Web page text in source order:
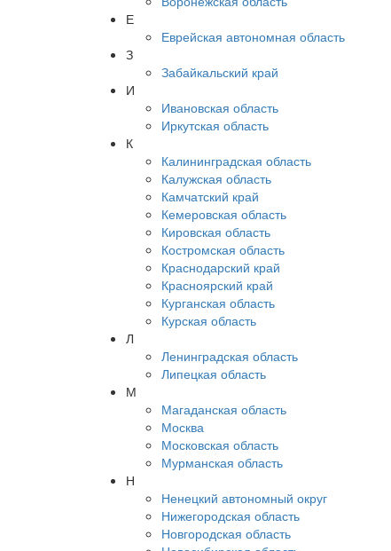
Е
Еврейская автономная область
З
Забайкальский край
И
Ивановская область
Иркутская область
К
Калининградская область
Калужская область
Камчатский край
Кемеровская область
Кировская область
Костромская область
Краснодарский край
Красноярский край
Курганская область
Курская область
Л
Ленинградская область
Липецкая область
М
Магаданская область
Москва
Московская область
Мурманская область
Н
Ненецкий автономный округ
Нижегородская область
Новгородская область